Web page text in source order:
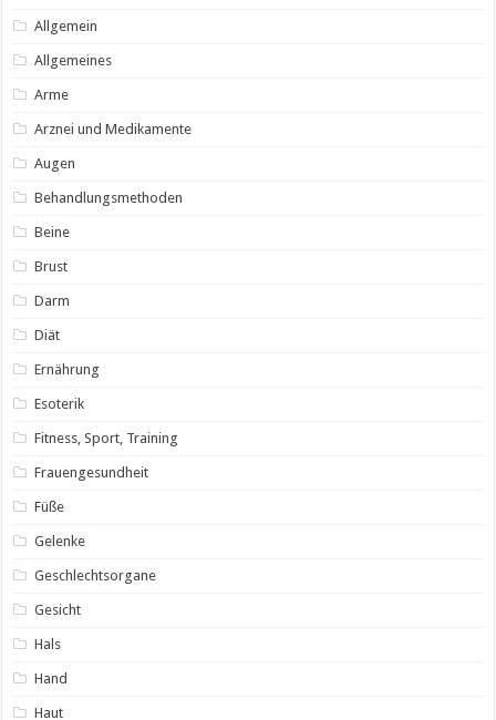
Allgemein
Allgemeines
Arme
Arznei und Medikamente
Augen
Behandlungsmethoden
Beine
Brust
Darm
Diät
Ernährung
Esoterik
Fitness, Sport, Training
Frauengesundheit
Füße
Gelenke
Geschlechtsorgane
Gesicht
Hals
Hand
Haut